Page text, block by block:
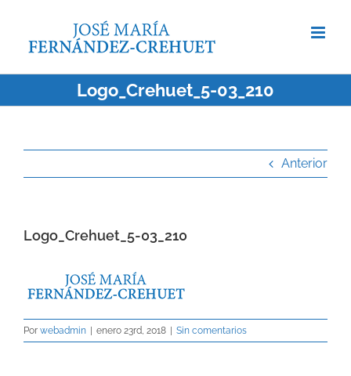
contenido
Logo_Crehuet_5-03_210
Anterior
Logo_Crehuet_5-03_210
Por webadmin enero 23rd, 2018 Sin comentarios